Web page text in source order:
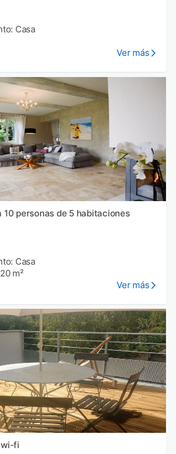
Casa
Ver más
10 personas de 5 habitaciones
Casa
m²
Ver más
fi